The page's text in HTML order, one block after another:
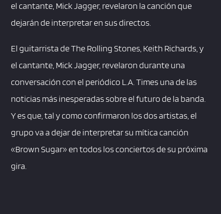
el cantante, Mick Jagger, revelaron la canción que
dejarán de interpretar en sus directos.
El guitarrista de The Rolling Stones, Keith Richards, y
el cantante, Mick Jagger, revelaron durante una
conversación con el periódico L.A. Times una de las
noticias más inesperadas sobre el futuro de la banda.
Y es que, tal y como confirmaron los dos artistas, el
grupo va a dejar de interpretar su mítica canción
«Brown Sugar» en todos los conciertos de su próxima
gira.